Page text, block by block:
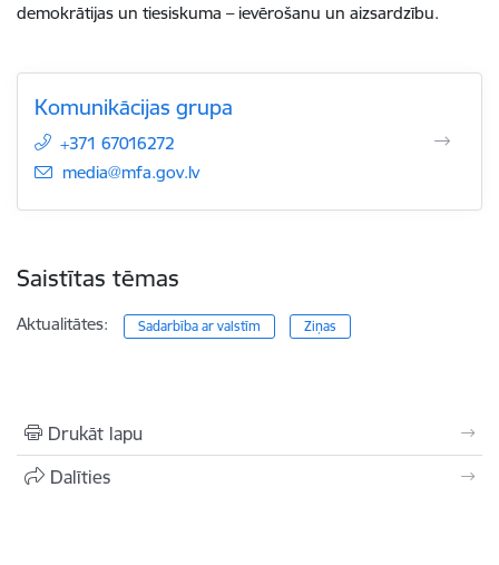
demokrātijas un tiesiskuma – ievērošanu un aizsardzību.
Komunikācijas grupa
+371 67016272
E-pasts:
media@mfa.gov.lv
Saistītas tēmas
Aktualitātes: Sadarbība ar valstīm Ziņas
Drukāt lapu
Dalīties